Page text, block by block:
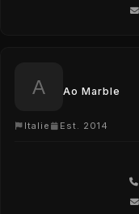
Ao Marble
Italie Est. 2014